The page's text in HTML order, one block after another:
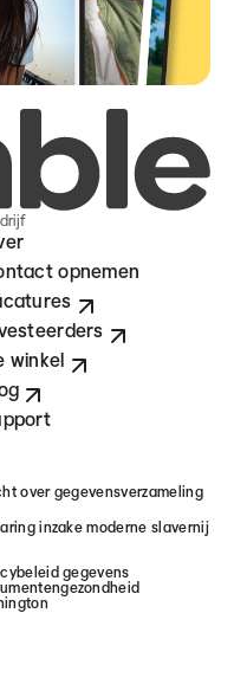
opnemen
winkel
over gegevensverzameling
inzake moderne slavernij
gegevens